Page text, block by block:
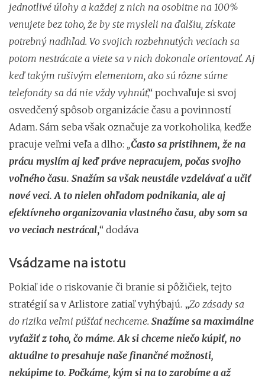
jednotlivé úlohy a každej z nich na osobitne na 100%
venujete bez toho, že by ste mysleli na ďalšiu, získate
potrebný nadhľad. Vo svojich rozbehnutých veciach sa
potom nestrácate a viete sa v nich dokonale orientovať. Aj
keď takým rušivým elementom, ako sú rôzne súrne
telefonáty sa dá nie vždy vyhnúť,“ pochvaľuje si svoj
osvedčený spôsob organizácie času a povinností
Adam. Sám seba však označuje za vorkoholika, keďže
pracuje veľmi veľa a dlho: „Často sa pristihnem, že na
prácu myslím aj keď práve nepracujem, počas svojho
voľného času. Snažím sa však neustále vzdelávať a učiť
nové veci. A to nielen ohľadom podnikania, ale aj
efektívneho organizovania vlastného času, aby som sa
vo veciach nestrácal,“ dodáva
Vsádzame na istotu
Pokiaľ ide o riskovanie či branie si pôžičiek, tejto
stratégií sa v Arlistore zatiaľ vyhýbajú. „Zo zásady sa
do rizika veľmi púšťať nechceme. Snažíme sa maximálne
vyťažiť z toho, čo máme. Ak si chceme niečo kúpiť, no
aktuálne to presahuje naše finančné možnosti,
nekúpime to. Počkáme, kým si na to zarobíme a až